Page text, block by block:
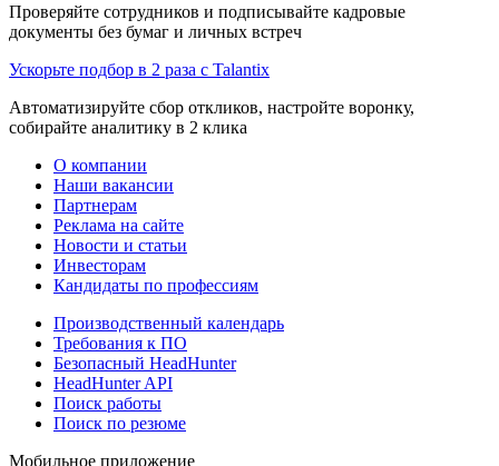
Проверяйте сотрудников и подписывайте кадровые
документы без бумаг и личных встреч
Ускорьте подбор в 2 раза с Talantix
Автоматизируйте сбор откликов, настройте воронку,
собирайте аналитику в 2 клика
О компании
Наши вакансии
Партнерам
Реклама на сайте
Новости и статьи
Инвесторам
Кандидаты по профессиям
Производственный календарь
Требования к ПО
Безопасный HeadHunter
HeadHunter API
Поиск работы
Поиск по резюме
Мобильное приложение